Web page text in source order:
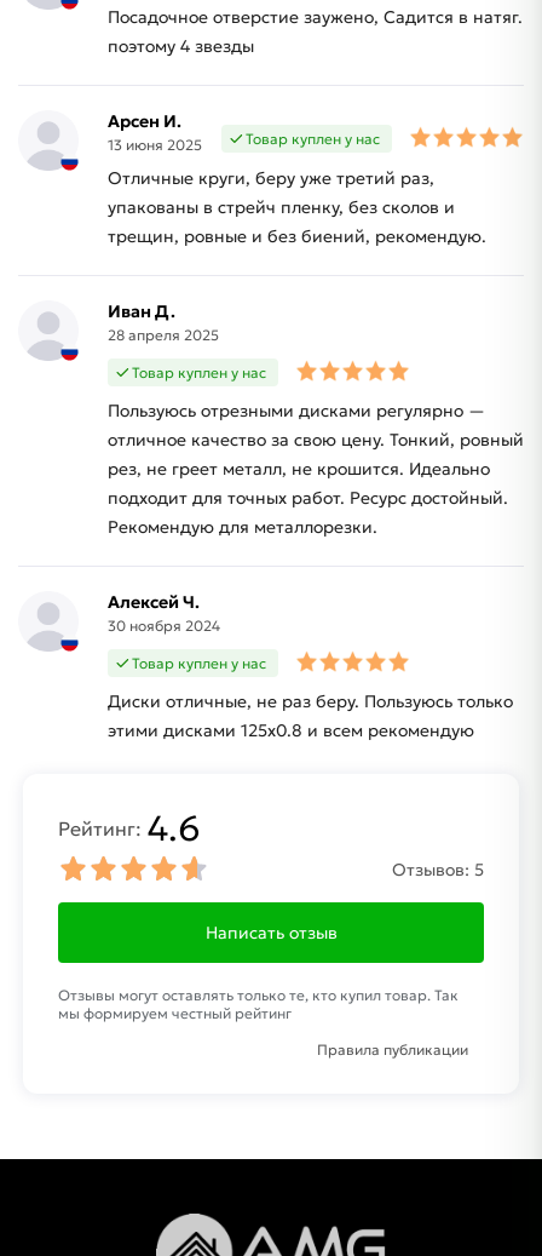
Посадочное отверстие заужено, Садится в натяг.
поэтому 4 звезды
Арсен И.
13 июня 2025 Товар куплен у нас
Отличные круги, беру уже третий раз,
упакованы в стрейч пленку, без сколов и
трещин, ровные и без биений, рекомендую.
Иван Д.
28 апреля 2025
Товар куплен у нас
Пользуюсь отрезными дисками регулярно —
отличное качество за свою цену. Тонкий, ровный
рез, не греет металл, не крошится. Идеально
подходит для точных работ. Ресурс достойный.
Рекомендую для металлорезки.
Алексей Ч.
30 ноября 2024
Товар куплен у нас
Диски отличные, не раз беру. Пользуюсь только
этими дисками 125х0.8 и всем рекомендую
Рейтинг: 4.6
Отзывов: 5
Написать отзыв
Отзывы могут оставлять только те, кто купил товар. Так
мы формируем честный рейтинг
Правила публикации